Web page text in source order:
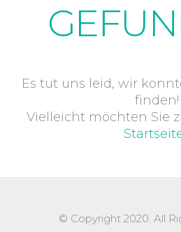
Es tut uns leid, wir
finden!
Vielleicht möchten Sie
© Copyright 2020. All